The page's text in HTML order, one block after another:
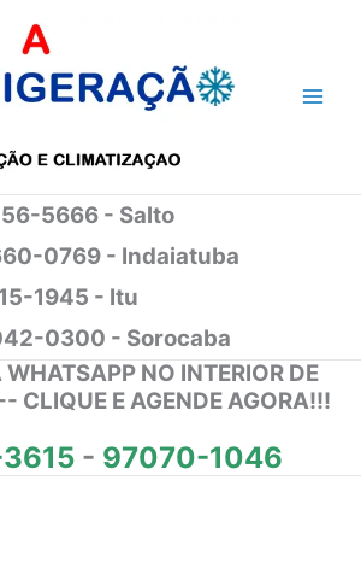
5666 - Salto
0769 - Indaiatuba
1945 - Itu
0300 - Sorocaba
NO INTERIOR DE
CLIQUE E AGENDE AGORA!!!
- 97070-1046